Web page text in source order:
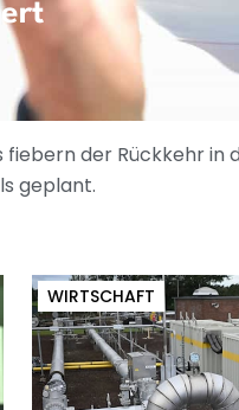
fiebern der Rückkehr
geplant.
WIRTSCHAFT